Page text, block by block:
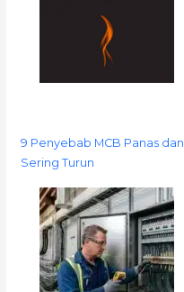
9 Penyebab MCB Panas dan
Sering Turun